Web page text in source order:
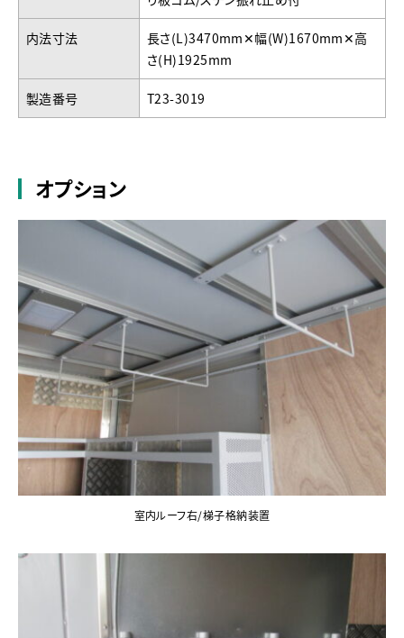
内法寸法
長さ(L)3470mm✕幅(W)1670mm✕高
さ(H)1925mm
製造番号 T23-3019
オプション
室内ルーフ右/梯子格納装置